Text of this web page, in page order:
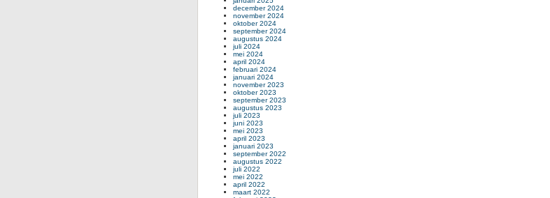
december 2024
november 2024
oktober 2024
september 2024
augustus 2024
juli 2024
mei 2024
april 2024
februari 2024
januari 2024
november 2023
oktober 2023
september 2023
augustus 2023
juli 2023
juni 2023
mei 2023
april 2023
januari 2023
september 2022
augustus 2022
juli 2022
mei 2022
april 2022
maart 2022